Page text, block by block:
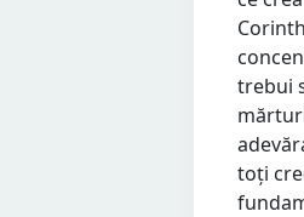
trebui
toți